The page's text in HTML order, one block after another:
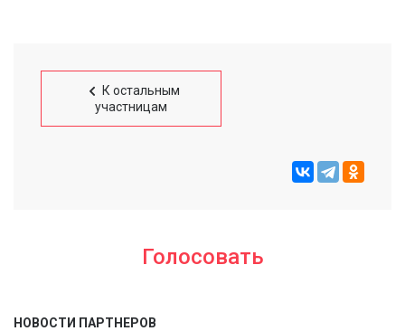
К остальным
участницам
Голосовать
НОВОСТИ ПАРТНЕРОВ